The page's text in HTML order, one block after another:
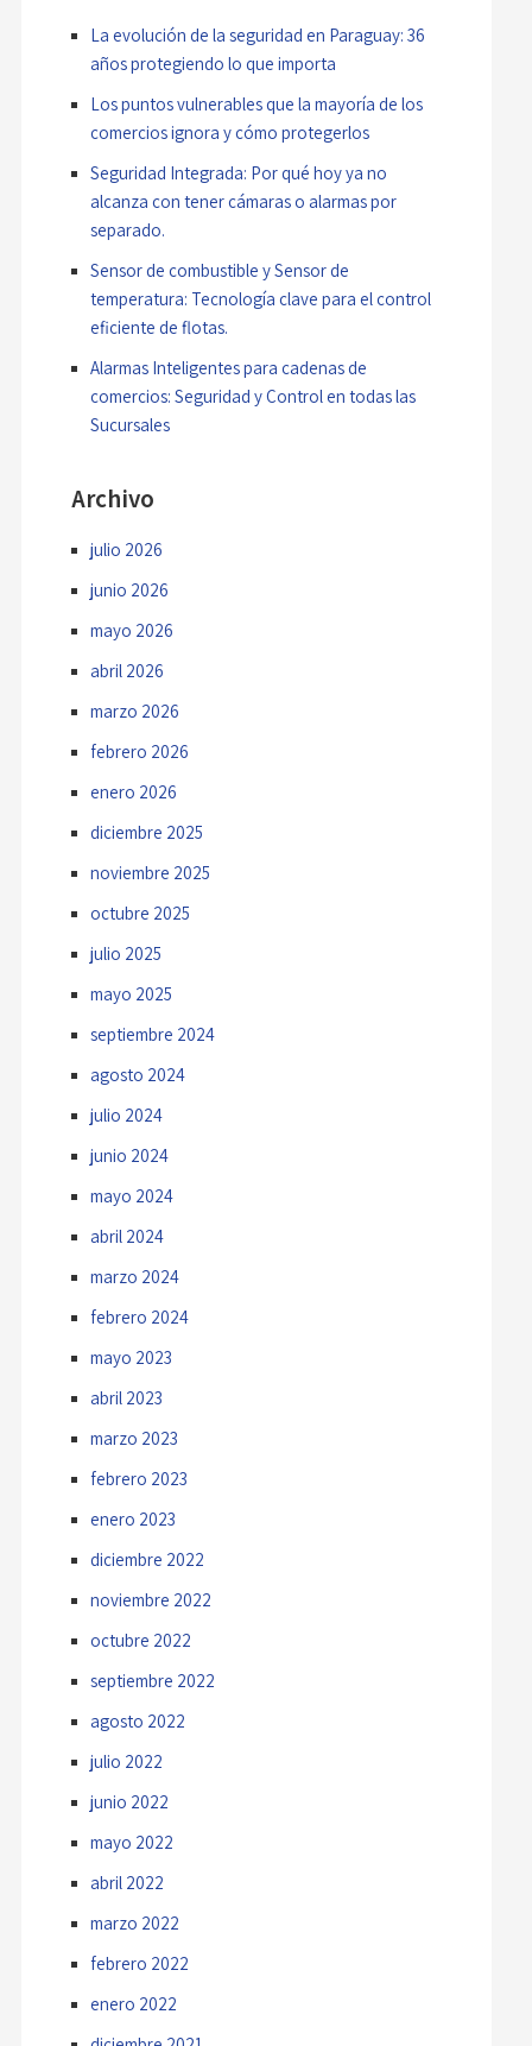
La evolución de la seguridad en Paraguay: 36
años protegiendo lo que importa
Los puntos vulnerables que la mayoría de los
comercios ignora y cómo protegerlos
Seguridad Integrada: Por qué hoy ya no
alcanza con tener cámaras o alarmas por
separado.
Sensor de combustible y Sensor de
temperatura: Tecnología clave para el control
eficiente de flotas.
Alarmas Inteligentes para cadenas de
comercios: Seguridad y Control en todas las
Sucursales
Archivo
julio 2026
junio 2026
mayo 2026
abril 2026
marzo 2026
febrero 2026
enero 2026
diciembre 2025
noviembre 2025
octubre 2025
julio 2025
mayo 2025
septiembre 2024
agosto 2024
julio 2024
junio 2024
mayo 2024
abril 2024
marzo 2024
febrero 2024
mayo 2023
abril 2023
marzo 2023
febrero 2023
enero 2023
diciembre 2022
noviembre 2022
octubre 2022
septiembre 2022
agosto 2022
julio 2022
junio 2022
mayo 2022
abril 2022
marzo 2022
febrero 2022
enero 2022